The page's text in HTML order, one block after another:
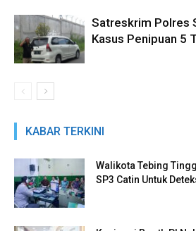
Satreskrim Polres
Kasus Penipuan 5
KABAR TERKINI
Walikota Tebing
SP3 Catin Untuk